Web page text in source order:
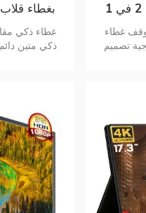
غطاء ذكي
ذكي متين
بغطاء قلاب حامل موديل 2 في 1
غطاء
تصميم